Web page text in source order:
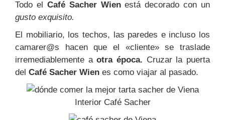
Todo el Café Sacher Wienestá decorado con un
gusto exquisito.
El mobiliario, los techos, las paredes e incluso los
camarer@s hacen que el «cliente» se traslade
irremediablemente aotra época. Cruzar la puerta
del Café Sacher Wien es como viajar al pasado.
Interior Café Sacher